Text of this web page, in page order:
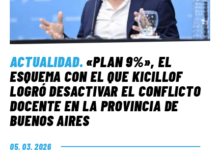
ACTUALIDAD. «PLAN 9%», EL
ESQUEMA CON EL QUE KICILLOF
LOGRÓ DESACTIVAR EL CONFLICTO
DOCENTE EN LA PROVINCIA DE
BUENOS AIRES
05. 03. 2026